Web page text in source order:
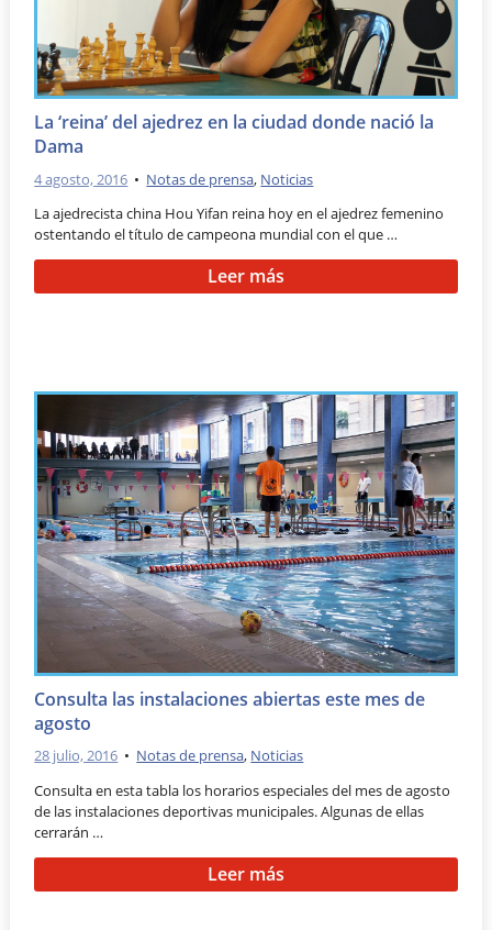
La ‘reina’ del ajedrez en la ciudad donde nació la
Dama
4 agosto, 2016 • Notas de prensa, Noticias
La ajedrecista china Hou Yifan reina hoy en el ajedrez femenino
ostentando el título de campeona mundial con el que …
Leer más
Consulta las instalaciones abiertas este mes de
agosto
28 julio, 2016 • Notas de prensa, Noticias
Consulta en esta tabla los horarios especiales del mes de agosto
de las instalaciones deportivas municipales. Algunas de ellas
cerrarán …
Leer más